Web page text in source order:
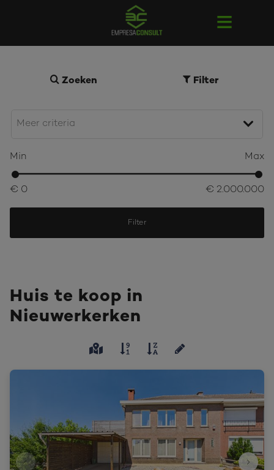
Zoeken Filter
Min Max
€ 0 € 2.000.000
Filter
Huis te koop in
Nieuwerkerken